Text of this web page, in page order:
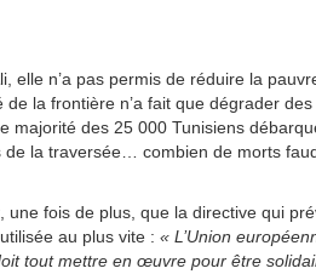
elle n’a pas permis de réduire la
la frontière n’a fait que dégrader
majorité des 25 000 Tunisiens
la traversée… combien de morts
fois de plus, que la directive qui
au plus vite : « L’Union
tout mettre en œuvre pour être